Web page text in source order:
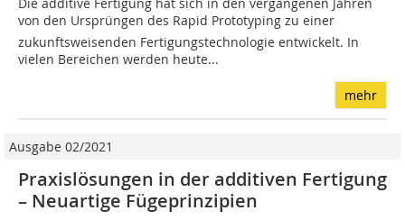
von den Ursprüngen des Rapid Prototyping zu einer
zukunftsweisenden Fertigungstechnologie entwickelt. In
vielen Bereichen werden heute...
mehr
Ausgabe 02/2021
Praxislösungen in der additiven Fertigung
– Neuartige Fügeprinzipien